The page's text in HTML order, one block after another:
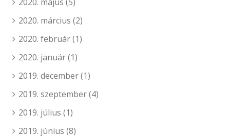
2020. március (2)
2020. február(1)
2020. január(1)
2019. december(1)
2019. szeptember(4)
2019. július (1)
2019. június (8)